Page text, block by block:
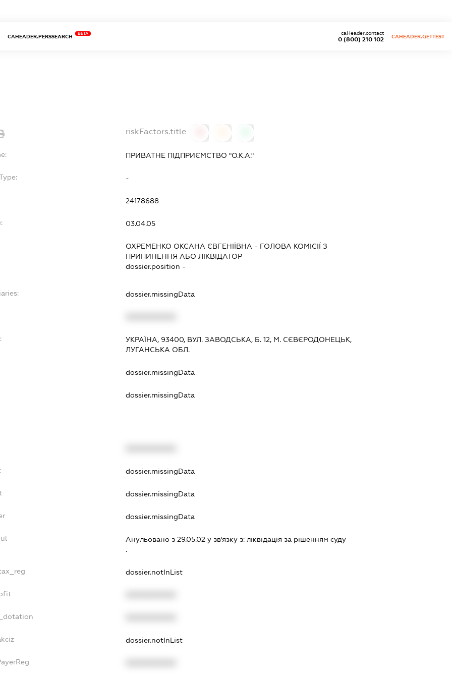
CAHEADER.PERSSEARCH
BETA
0 (800) 210 102
caHeader.contact
CAHEADER.GETTEST
riskFactors.title
ПРИВАТНЕ ПІДПРИЄМСТВО "О.К.А."
-
24178688
03.04.05
ОХРЕМЕНКО ОКСАНА ЄВГЕНІЇВНА - ГОЛОВА КОМІСІЇ З
ПРИПИНЕННЯ АБО ЛІКВІДАТОР
dossier.position -
dossier.missingData
УКРАЇНА, 93400, ВУЛ. ЗАВОДСЬКА, Б. 12, М. СЄВЄРОДОНЕЦЬК,
ЛУГАНСЬКА ОБЛ.
dossier.missingData
dossier.missingData
dossier.missingData
dossier.missingData
dossier.missingData
Анульовано з 29.05.02 у зв'язку з: лiквiдацiя за рiшенням суду
.
dossier.notInList
dossier.notInList